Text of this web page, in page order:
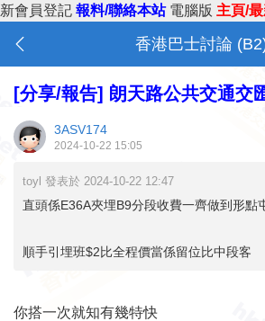
新會員登記 報料/聯絡本站 電腦版 主頁/
香港巴士討論
[分享/報告] 朗天路公共交通交
3ASV174
2024-10-22 15:05
toyl 發表於 2024-10-22 12:47
直頭係E36A夾埋B9分段收費一齊做到形點
順手引埋班$2比全程價當係留位比中段客
你搭一次就知有幾特快